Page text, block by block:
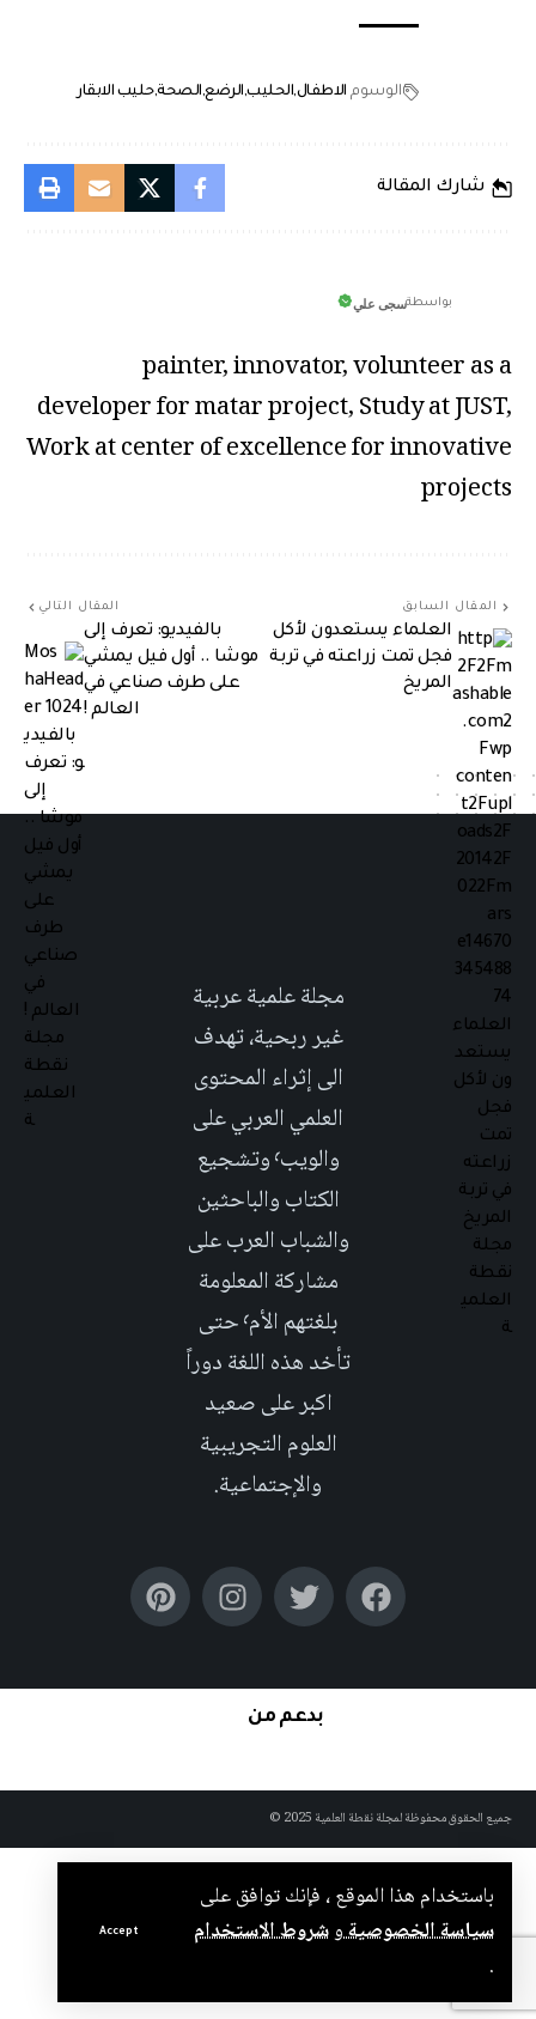
باستخدام هذا الموقع ، فإنك توافق على
سياسة الخصوصيةوشروط الاستخدام
.
Accept
الوسوم الاطفالالحليب الرضع الصحةحليب الابقار
شارك المقالة
بواسطةسجى علي
painter, innovator, volunteer as a
developer for matar project, Study at JUST,
Work at center of excellence for innovative
projects
المقال السابق
العلماء يستعدون لأكل
فجل تمت زراعته في تربة
المريخ
المقال التالي
بالفيديو: تعرف إلى
موشا .. أول فيل يمشي
على طرف صناعي في
العالم !
مجلة علمية عربية
غير ربحية، تهدف
الى إثراء المحتوى
العلمي العربي على
والويب٬ وتشجيع
الكتاب والباحثين
والشباب العرب على
مشاركة المعلومة
بلغتهم الأم٬ حتى
تأخد هذه اللغة دوراً
اكبر على صعيد
العلوم التجريبية
والإجتماعية.
بدعم من
جميع الحقوق محفوظة لمجلة نقطة العلمية 2025 ©